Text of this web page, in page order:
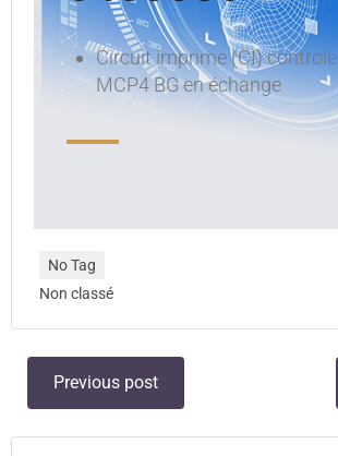
Circuit imprime (CI) controle
MCP4 BG en échange
No Tag
Non classé
Previous post